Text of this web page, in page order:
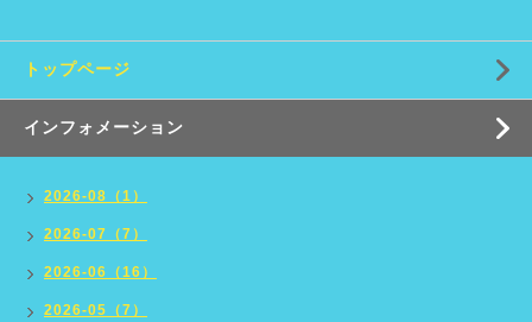
トップページ
インフォメーション
2026-08（1）
2026-07（7）
2026-06（16）
2026-05（7）